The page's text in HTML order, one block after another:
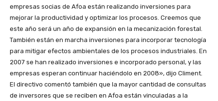
empresas socias de Afoa están realizando inversiones para
mejorar la productividad y optimizar los procesos. Creemos que
este año será un año de expansión en la mecanización forestal.
También están en marcha inversiones para incorporar tecnología
para mitigar efectos ambientales de los procesos industriales. En
2007 se han realizado inversiones e incorporado personal, y las
empresas esperan continuar haciéndolo en 2008», dijo Climent.
El directivo comentó también que la mayor cantidad de consultas
de inversores que se reciben en Afoa están vinculadas a la